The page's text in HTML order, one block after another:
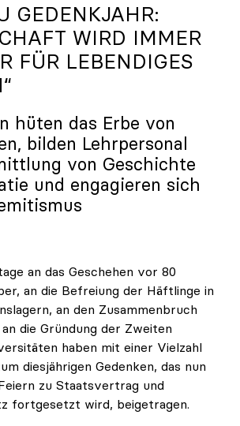
GEDENKJAHR:
WIRD IMMER
FÜR LEBENDIGES
hüten das Erbe von
bilden Lehrpersonal
von Geschichte
und engagieren sich
an das Geschehen vor 80
an die Befreiung der Häftlinge in
an den Zusammenbruch
die Gründung der Zweiten
haben mit einer Vielzahl
diesjährigen Gedenken, das nun
zu Staatsvertrag und
fortgesetzt wird, beigetragen.